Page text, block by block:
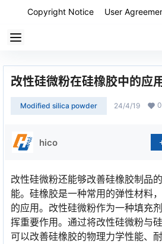
Copyright Notice User
改性硅微粉在硅橡胶中的应用
Modified silica powder 24/4/19 0
hico
改性硅微粉还能够改善硅橡胶制品
能。硅橡胶是一种常用的弹性材料
的应用。改性硅微粉作为一种填充
挥重要作用。通过将改性硅微粉与
可以改善硅橡胶的物理力学性能、